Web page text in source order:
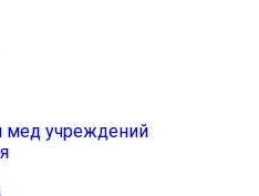
мед учреждений